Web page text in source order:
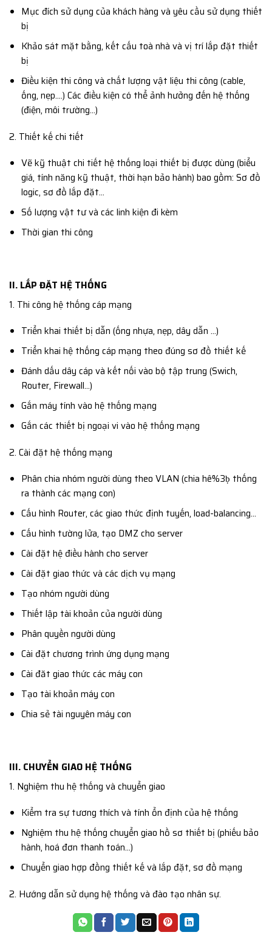
Mục đích sử dụng của khách hàng và yêu cầu sử dụng thiết
bị
Khảo sát mặt bằng, kết cấu toà nhà và vị trí lắp đặt thiết
bị
Điều kiện thi công và chất lượng vật liệu thi công (cable,
ống, nẹp….) Các điều kiện có thể ảnh hưởng đến hệ thống
(điện, môi trường…)
2. Thiết kế chi tiết
Vẽ kỹ thuật chi tiết hệ thống loại thiết bị được dùng (biểu
giá, tính năng kỹ thuật, thời hạn bảo hành) bao gồm: Sơ đồ
logic, sơ đồ lắp đặt…
Số lượng vật tư và các linh kiện đi kèm
Thời gian thi công
II. LẮP ĐẶT HỆ THỐNG
1. Thi công hệ thống cáp mạng
Triển khai thiết bị dẫn (ống nhựa, nẹp, dây dẫn …)
Triển khai hệ thống cáp mạng theo đúng sơ đồ thiết kế
Đánh dấu dây cáp và kết nối vào bộ tập trung (Swich,
Router, Firewall…)
Gắn máy tính vào hệ thống mạng
Gắn các thiết bị ngoại vi vào hệ thống mạng
2. Cài đặt hệ thống mạng
Phân chia nhóm người dùng theo VLAN (chia hê%3ḅ thống
ra thành các mạng con)
Cấu hình Router, các giao thức định tuyến, load-balancing…
Cấu hình tường lửa, tạo DMZ cho server
Cài đặt hệ điều hành cho server
Cài đặt giao thức và các dịch vụ mạng
Tạo nhóm người dùng
Thiết lập tài khoản của người dùng
Phân quyền người dùng
Cài đặt chương trình ứng dụng mạng
Cài đăt giao thức các máy con
Tạo tài khoản máy con
Chia sẻ tài nguyên máy con
III. CHUYỂN GIAO HỆ THỐNG
1. Nghiệm thu hệ thống và chuyển giao
Kiểm tra sự tương thích và tính ổn định của hệ thống
Nghiệm thu hệ thống chuyển giao hồ sơ thiết bị (phiếu bảo
hành, hoá đơn thanh toán…)
Chuyển giao hợp đồng thiết kế và lắp đặt, sơ đồ mạng
2. Hướng dẫn sử dụng hệ thống và đào tạo nhân sự.